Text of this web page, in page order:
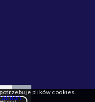
plików cookies.